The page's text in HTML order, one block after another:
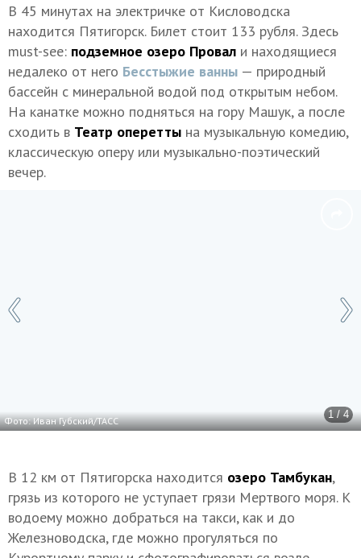
В 45 минутах на электричке от Кисловодска
находится Пятигорск. Билет стоит 133 рубля. Здесь
must-see: подземное озеро Провал и находящиеся
недалеко от него Бесстыжие ванны — природный
бассейн с минеральной водой под открытым небом.
На канатке можно подняться на гору Машук, а после
сходить в Театр оперетты на музыкальную комедию,
классическую оперу или музыкально-поэтический
вечер.
1 / 4
Фото: Иван Губский/ТАСС
В 12 км от Пятигорска находится озеро Тамбукан,
грязь из которого не уступает грязи Мертвого моря. К
водоему можно добраться на такси, как и до
Железноводска, где можно прогуляться по